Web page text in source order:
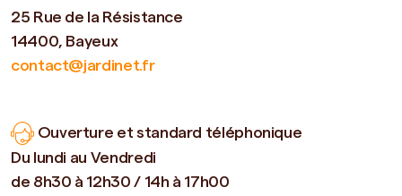
25 Rue de la Résistance
14400, Bayeux
contact@jardinet.fr
Ouverture et standard téléphonique
Du lundi au Vendredi
de 8h30 à 12h30 / 14h à 17h00